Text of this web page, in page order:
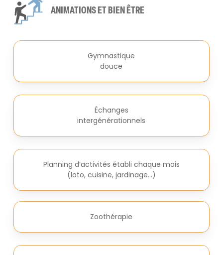
ANIMATIONS ET BIEN ÊTRE
Gymnastique
douce
Échanges
intergénérationnels
Planning d’activités établi chaque mois
(loto, cuisine, jardinage…)
Zoothérapie